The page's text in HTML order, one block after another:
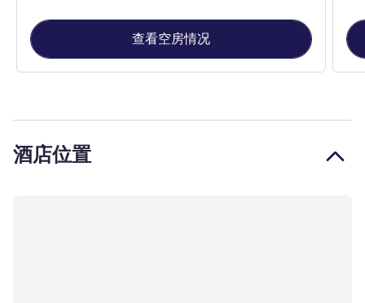
查看空房情况
酒店位置